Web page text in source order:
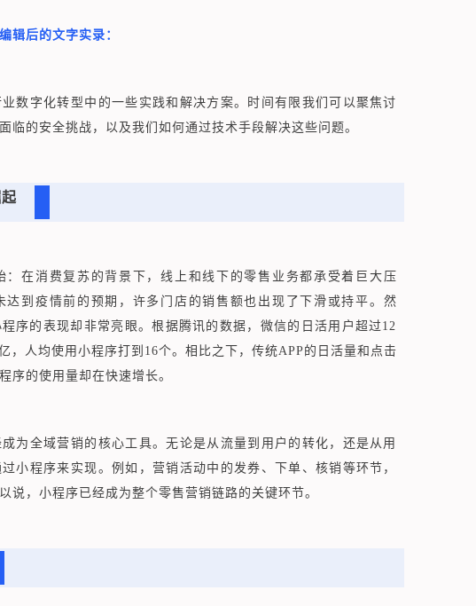
辑后的文字实录：
数字化转型中的一些实践和解决方案。时间有限我们可以聚焦讨
临的安全挑战，以及我们如何通过技术手段解决这些问题。
：在消费复苏的背景下，线上和线下的零售业务都承受着巨大压
达到疫情前的预期，许多门店的销售额也出现了下滑或持平。然
序的表现却非常亮眼。根据腾讯的数据，微信的日活用户超过12
，人均使用小程序打到16个。相比之下，传统APP的日活量和点击
序的使用量却在快速增长。
为全域营销的核心工具。无论是从流量到用户的转化，还是从用
小程序来实现。例如，营销活动中的发券、下单、核销等环节，
说，小程序已经成为整个零售营销链路的关键环节。